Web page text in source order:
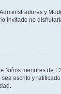
y
invitado no
Niños menores
escrito y